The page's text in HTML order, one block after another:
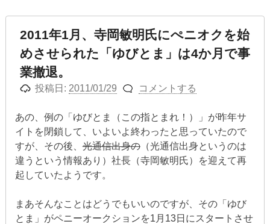
2011年1月、寺岡敏明氏にぺニオクを始
めさせられた「ゆびとま」は4か月で事
業撤退。
投稿日: 2011/01/29 コメントする
あの、例の「ゆびとま（この指とまれ！）」が昨年サ
イトを閉鎖して、いよいよ終わったと思っていたので
すが、その後、光通信出身の（光通信出身というのは
違うという情報あり）社長（寺岡敏明氏）を迎えて再
起していたようです。
まあそんなことはどうでもいいのですが、その「ゆび
とま」がペニーオークションを1月13日にスタートさせ